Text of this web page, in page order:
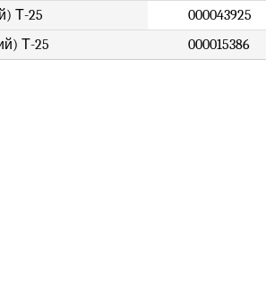
Т-25
000043925
Т-25
000015386